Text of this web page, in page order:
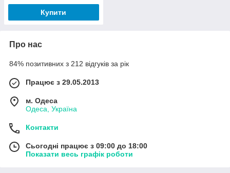
Купити
Про нас
84% позитивних з 212 відгуків за рік
Працює з 29.05.2013
м. Одеса
Одеса, Україна
Контакти
Сьогодні працює з 09:00 до 18:00
Показати весь графік роботи